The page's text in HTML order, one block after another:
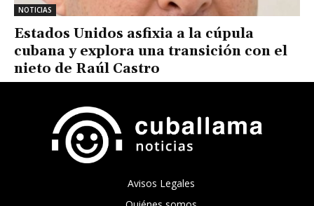
NOTICIAS
Estados Unidos asfixia a la cúpula
cubana y explora una transición con el
nieto de Raúl Castro
Avisos Legales